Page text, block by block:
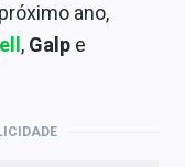
ano,
, Galp e